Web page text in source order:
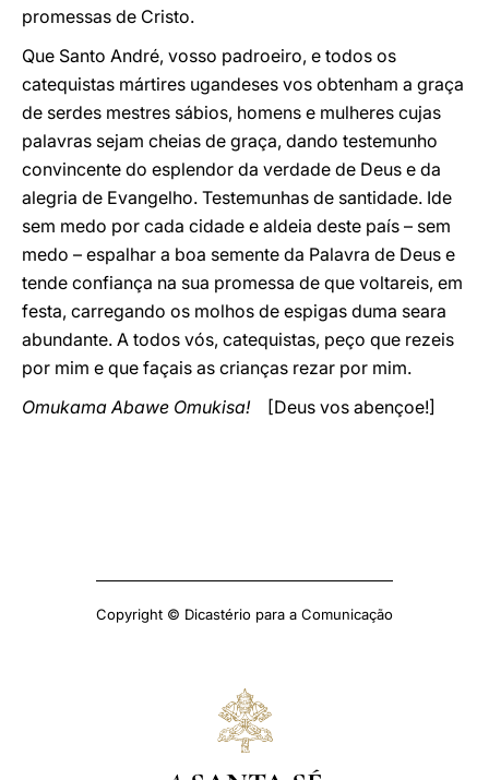
promessas de Cristo.
Que Santo André, vosso padroeiro, e todos os
catequistas mártires ugandeses vos obtenham a graça
de serdes mestres sábios, homens e mulheres cujas
palavras sejam cheias de graça, dando testemunho
convincente do esplendor da verdade de Deus e da
alegria de Evangelho. Testemunhas de santidade. Ide
sem medo por cada cidade e aldeia deste país – sem
medo – espalhar a boa semente da Palavra de Deus e
tende confiança na sua promessa de que voltareis, em
festa, carregando os molhos de espigas duma seara
abundante. A todos vós, catequistas, peço que rezeis
por mim e que façais as crianças rezar por mim.
Omukama Abawe Omukisa![Deus vos abençoe!]
Copyright © Dicastério para a Comunicação